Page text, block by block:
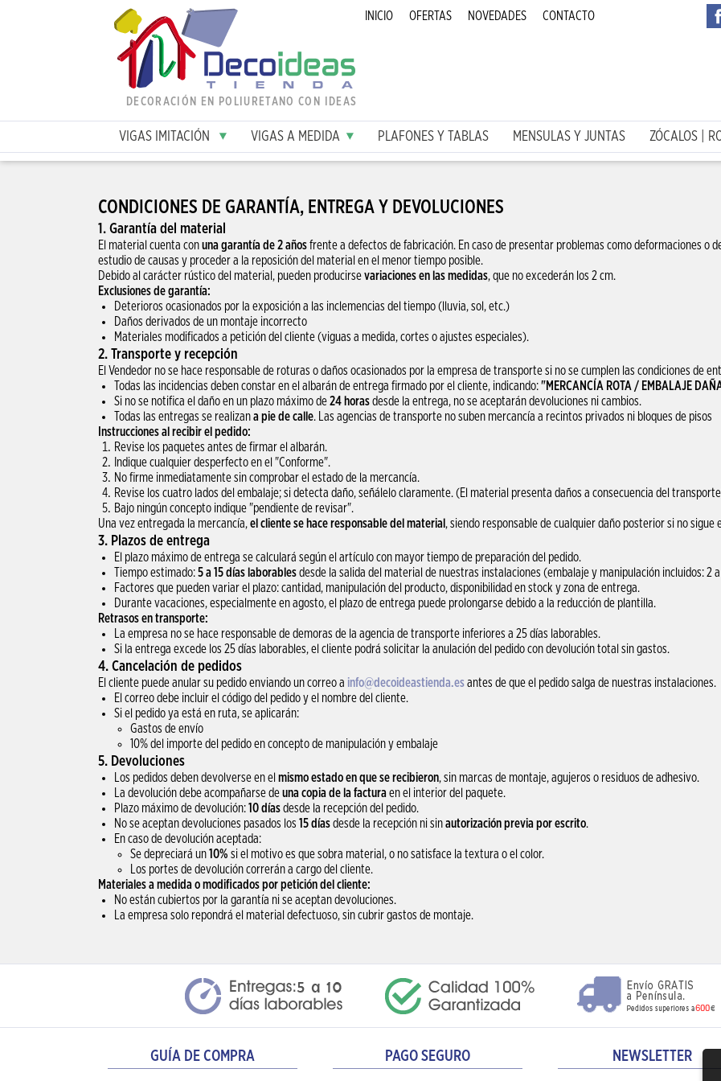
DECORACIÓN EN POLIURETANO CON IDEAS
INICIO OFERTAS NOVEDADES CONTACTO
VIGAS IMITACIÓN VIGAS A MEDIDA PLAFONES Y TABLAS MENSULAS Y JUNTAS ZÓCALOS |
CONDICIONES DE GARANTÍA, ENTREGA Y DEVOLUCIONES
1. Garantía del material
El material cuenta conuna garantía de 2 añosfrente a defectos de fabricación. En caso de presentar problemas como deformaciones o
estudio de causas y proceder a la reposición del material en el menor tiempo posible.
Debido al carácter rústico del material, pueden producirsevariaciones en las medidas, que no excederán los 2 cm.
Exclusiones de garantía:
Deterioros ocasionados por la exposición a las inclemencias del tiempo (lluvia, sol, etc.)
Daños derivados de un montaje incorrecto
Materiales modificados a petición del cliente (viguas a medida, cortes o ajustes especiales).
2. Transporte y recepción
El Vendedor no se hace responsable de roturas o daños ocasionados por la empresa de transporte si no se cumplen las condiciones de
Todas las incidencias deben constar en el albarán de entrega firmado por el cliente, indicando:"MERCANCÍA ROTA / EMBALAJE
Si no se notifica el daño en un plazo máximo de24 horasdesde la entrega, no se aceptarán devoluciones ni cambios.
Todas las entregas se realizana pie de calle. Las agencias de transporte no suben mercancía a recintos privados ni bloques de pisos
Instrucciones al recibir el pedido:
Revise los paquetes antes de firmar el albarán.
Indique cualquier desperfecto en el "Conforme".
No firme inmediatamente sin comprobar el estado de la mercancía.
Revise los cuatro lados del embalaje; si detecta daño, señálelo claramente. (El material presenta daños a consecuencia del
Bajo ningún concepto indique "pendiente de revisar".
Una vez entregada la mercancía,el cliente se hace responsable del material , siendo responsable de cualquier daño posterior si no sigue
3. Plazos de entrega
El plazo máximo de entrega se calculará según el artículo con mayor tiempo de preparación del pedido.
Tiempo estimado:5 a 15 días laborablesdesde la salida del material de nuestras instalaciones (embalaje y manipulación incluidos: 2
Factores que pueden variar el plazo: cantidad, manipulación del producto, disponibilidad en stock y zona de entrega.
Durante vacaciones, especialmente en agosto, el plazo de entrega puede prolongarse debido a la reducción de plantilla.
Retrasos en transporte:
La empresa no se hace responsable de demoras de la agencia de transporte inferiores a 25 días laborables.
Si la entrega excede los 25 días laborables, el cliente podrá solicitar la anulación del pedido con devolución total sin gastos.
4. Cancelación de pedidos
El cliente puede anular su pedido enviando un correo a info@decoideastienda.esantes de que el pedido salga de nuestras instalaciones.
El correo debe incluir el código del pedido y el nombre del cliente.
Si el pedido ya está en ruta, se aplicarán:
Gastos de envío
10% del importe del pedido en concepto de manipulación y embalaje
5. Devoluciones
Los pedidos deben devolverse en el mismo estado en que se recibieron, sin marcas de montaje, agujeros o residuos de adhesivo.
La devolución debe acompañarse deuna copia de la facturaen el interior del paquete.
Plazo máximo de devolución:10 díasdesde la recepción del pedido.
No se aceptan devoluciones pasados los 15 díasdesde la recepción ni sinautorización previa por escrito.
En caso de devolución aceptada:
Se depreciará un10% si el motivo es que sobra material, o no satisface la textura o el color.
Los portes de devolución correrán a cargo del cliente.
Materiales a medida o modificados por petición del cliente:
No están cubiertos por la garantía ni se aceptan devoluciones.
La empresa solo repondrá el material defectuoso, sin cubrir gastos de montaje.
GUÍA DE COMPRA PAGO SEGURO NEWSLETTER